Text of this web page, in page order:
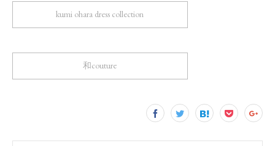
kumi ohara dress collection
和couture